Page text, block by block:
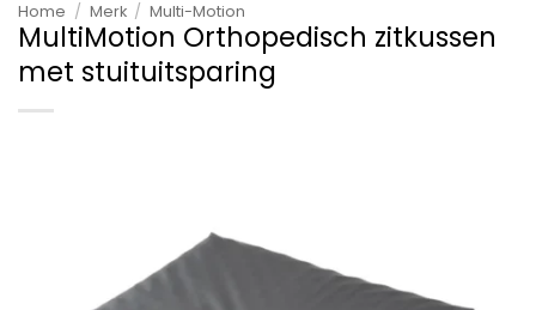
Home / Merk / Multi-Motion
MultiMotion Orthopedisch zitkussen
met stuituitsparing